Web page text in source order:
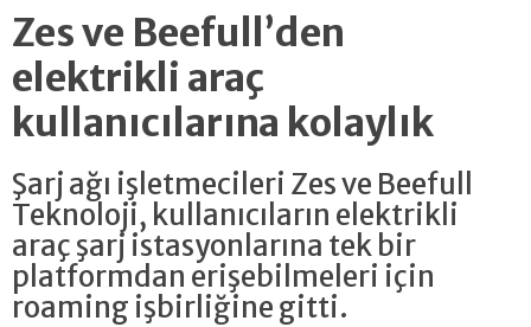
Zes ve Beefull’den
elektrikli araç
kullanıcılarına kolaylık
Şarj ağı işletmecileri Zes ve Beefull
Teknoloji, kullanıcıların elektrikli
araç şarj istasyonlarına tek bir
platformdan erişebilmeleri için
roaming işbirliğine gitti.